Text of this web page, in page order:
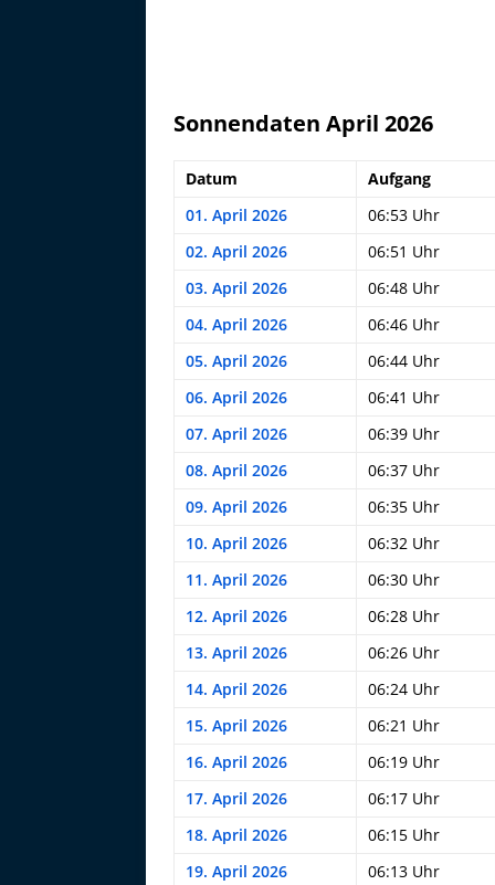
Sonnendaten April 2026
Datum Aufgang
01. April 2026
06:53 Uhr
02. April 2026
06:51 Uhr
03. April 2026
06:48 Uhr
04. April 2026
06:46 Uhr
05. April 2026
06:44 Uhr
06. April 2026
06:41 Uhr
07. April 2026
06:39 Uhr
08. April 2026
06:37 Uhr
09. April 2026
06:35 Uhr
10. April 2026
06:32 Uhr
11. April 2026
06:30 Uhr
12. April 2026
06:28 Uhr
13. April 2026
06:26 Uhr
14. April 2026
06:24 Uhr
15. April 2026
06:21 Uhr
16. April 2026
06:19 Uhr
17. April 2026
06:17 Uhr
18. April 2026
06:15 Uhr
19. April 2026
06:13 Uhr